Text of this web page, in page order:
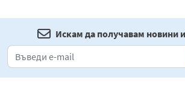
Искам да получавам новини